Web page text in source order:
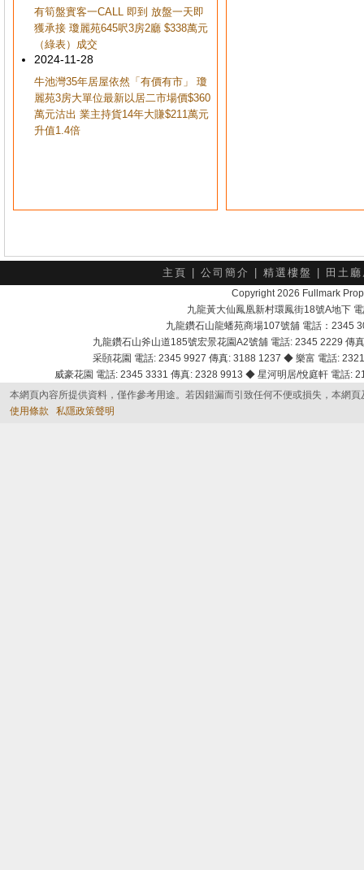
有筍盤實客一CALL 即到 放盤一天即
獲承接 瓊麗苑645呎3房2廳 $338萬元
（綠表）成交
2024-11-28
牛池灣35年居屋依然「有價有市」 瓊
麗苑3房大單位最新以居二市場價$360
萬元沽出 業主持貨14年大賺$211萬元
升值1.4倍
主頁 公司簡介 精選樓盤 田土
Copyright 2026 Fullmark
九龍黃大仙鳳凰新村環鳳街18號A地下
九龍鑽石山龍蟠苑商場107號舖 電話：2345
九龍鑽石山斧山道185號宏景花園A2號舖 電話: 2345 2229
采頣花園 電話: 2345 9927 傳真: 3188 1237 ◆ 樂富 電話:
威豪花園 電話: 2345 3331 傳真: 2328 9913 ◆ 星河明居/悅庭軒 電話
本網頁內容所提供資料，僅作參考用途。若因錯漏而引致任何不便或損失，本網
使用條款
私隱政策聲明